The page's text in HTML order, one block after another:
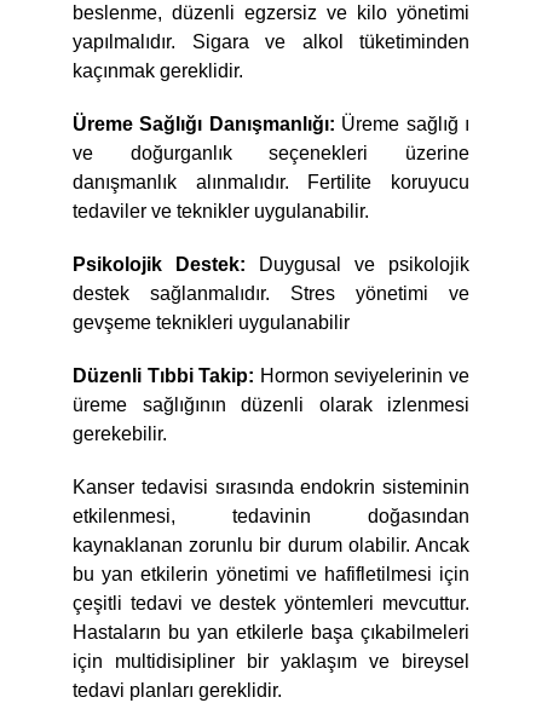
beslenme, düzenli egzersiz ve kilo yönetimi
yapılmalıdır. Sigara ve alkol tüketiminden
kaçınmak gereklidir.
Üreme Sağlığı Danışmanlığı: Üreme sağlığ ı
ve doğurganlık seçenekleri üzerine
danışmanlık alınmalıdır. Fertilite koruyucu
tedaviler ve teknikler uygulanabilir.
Psikolojik Destek:
Duygusal ve psikolojik
destek sağlanmalıdır. Stres yönetimi ve
gevşeme teknikleri uygulanabilir
Düzenli Tıbbi Takip: Hormon seviyelerinin ve
üreme sağlığının düzenli olarak izlenmesi
gerekebilir.
Kanser tedavisi sırasında endokrin sisteminin
etkilenmesi, tedavinin doğasından
kaynaklanan zorunlu bir durum olabilir. Ancak
bu yan etkilerin yönetimi ve hafifletilmesi için
çeşitli tedavi ve destek yöntemleri mevcuttur.
Hastaların bu yan etkilerle başa çıkabilmeleri
için multidisipliner bir yaklaşım ve bireysel
tedavi planları gereklidir.